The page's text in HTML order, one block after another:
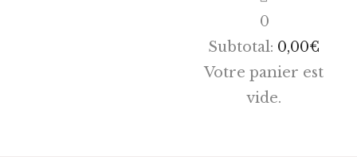
0
Subtotal: 0,00€
Votre panier est
vide.